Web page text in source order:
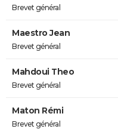
Brevet général
Maestro Jean
Brevet général
Mahdoui Theo
Brevet général
Maton Rémi
Brevet général